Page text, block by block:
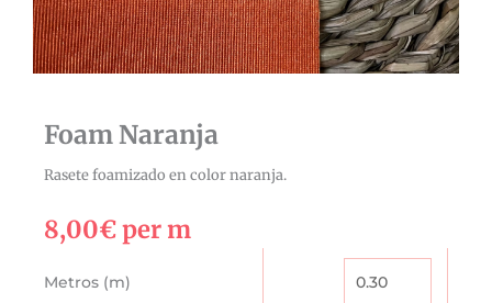
Foam Naranja
Rasete foamizado en color naranja.
8,00€per m
Metros (m)
Naranja